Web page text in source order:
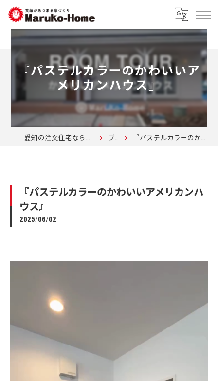
『パステルカラーのかわいいア
メリカンハウス』
愛知の注文住宅なら株式会社マルコーホーム ブログ 『パステルカラーのかわいいアメリカンハウス』
『パステルカラーのかわいいアメリカンハ
ウス』
2025/06/02